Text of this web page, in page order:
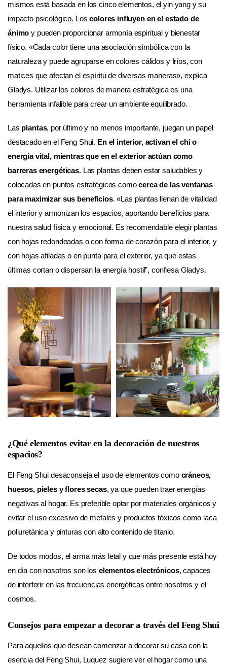
mismos está basada en los cinco elementos, el yin yang y su
impacto psicológico. Loscolores influyen en el estado de
ánimo y pueden proporcionar armonía espiritual y bienestar
físico. «Cada color tiene una asociación simbólica con la
naturaleza y puede agruparse en colores cálidos y fríos, con
matices que afectan el espíritu de diversas maneras», explica
Gladys. Utilizar los colores de manera estratégica es una
herramienta infalible para crear un ambiente equilibrado.
Las plantas, por último y no menos importante, juegan un papel
destacado en el Feng Shui. En el interior, activan el chi o
energía vital, mientras que en el exterior actúan como
barreras energéticas.Las plantas deben estar saludables y
colocadas en puntos estratégicos comocerca de las ventanas
para maximizar sus beneficios. «Las plantas llenan de vitalidad
el interior y armonizan los espacios, aportando beneficios para
nuestra salud física y emocional. Es recomendable elegir plantas
con hojas redondeadas o con forma de corazón para el interior, y
con hojas afiladas o en punta para el exterior, ya que estas
últimas cortan o dispersan la energía hostil”, confiesa Gladys.
¿Qué elementos evitar en la decoración de nuestros
espacios?
El Feng Shui desaconseja el uso de elementos como cráneos,
huesos, pieles y flores secas, ya que pueden traer energías
negativas al hogar. Es preferible optar por materiales orgánicos y
evitar el uso excesivo de metales y productos tóxicos como laca
poliuretánica y pinturas con alto contenido de titanio.
De todos modos, el arma más letal y que más presente está hoy
en día con nosotros son los elementos electrónicos, capaces
de interferir en las frecuencias energéticas entre nosotros y el
cosmos.
Consejos para empezar a decorar a través del Feng Shui
Para aquellos que desean comenzar a decorar su casa con la
esencia del Feng Shui, Luquez sugiere ver el hogar como una